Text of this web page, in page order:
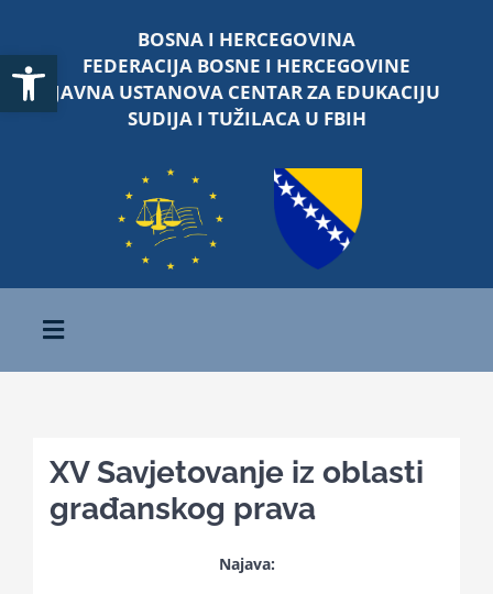
Open toolbar
content
BOSNA I HERCEGOVINA
FEDERACIJA BOSNE I HERCEGOVINE
JAVNA USTANOVA CENTAR ZA EDUKACIJU
SUDIJA I TUŽILACA U FBIH
Toggle
Navigation
O nama
Kalendar aktivnosti
XV Savjetovanje iz oblasti
građanskog prava
Najava: